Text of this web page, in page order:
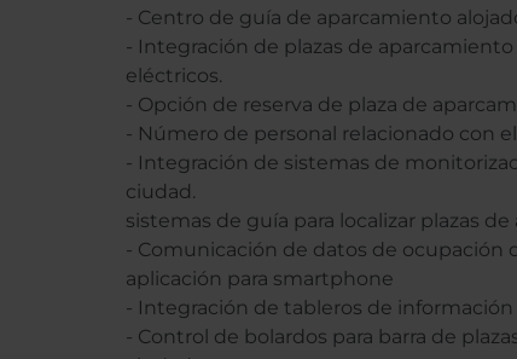
- Centro de guía de aparcamiento
- Integración de plazas de
eléctricos.
- Opción de reserva de plaza de
- Número de personal relacionado con
- Integración de sistemas de
ciudad.
sistemas de guía para localizar plazas
- Comunicación de datos de ocupación
aplicación para smartphone
- Integración de tableros de
- Control de bolardos para barra de